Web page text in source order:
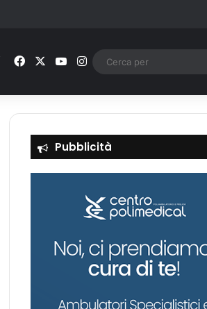
Facebook You TubeInstagram
Pubblicità